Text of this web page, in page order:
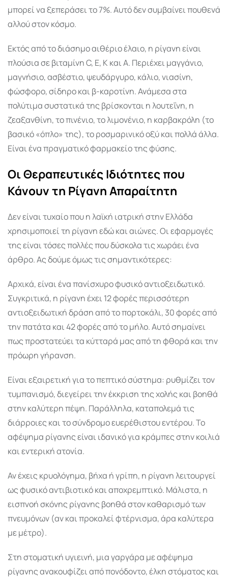
μπορεί να ξεπεράσει το 7%. Αυτό δεν συμβαίνει πουθενά
αλλού στον κόσμο.
Εκτός από το διάσημο αιθέριο έλαιο, η ρίγανη είναι
πλούσια σε βιταμίνη C, Ε, Κ και Α. Περιέχει μαγγάνιο,
μαγνήσιο, ασβέστιο, ψευδάργυρο, κάλιο, νιασίνη,
φώσφορο, σίδηρο και β-καροτίνη. Ανάμεσα στα
πολύτιμα συστατικά της βρίσκονται η λουτεΐνη, η
ζεαξανθίνη, το πινένιο, το λιμονένιο, η καρβακρόλη (το
βασικό «όπλο» της), το ροσμαρινικό οξύ και πολλά άλλα.
Είναι ένα πραγματικό φαρμακείο της φύσης.
Οι Θεραπευτικές Ιδιότητες που
Κάνουν τη Ρίγανη Απαραίτητη
Δεν είναι τυχαίο που η λαϊκή ιατρική στην Ελλάδα
χρησιμοποιεί τη ρίγανη εδώ και αιώνες. Οι εφαρμογές
της είναι τόσες πολλές που δύσκολα τις χωράει ένα
άρθρο. Ας δούμε όμως τις σημαντικότερες:
Αρχικά, είναι ένα πανίσχυρο φυσικό αντιοξειδωτικό.
Συγκριτικά, η ρίγανη έχει 12 φορές περισσότερη
αντιοξειδωτική δράση από το πορτοκάλι, 30 φορές από
την πατάτα και 42 φορές από το μήλο. Αυτό σημαίνει
πως προστατεύει τα κύτταρά μας από τη φθορά και την
πρόωρη γήρανση.
Είναι εξαιρετική για το πεπτικό σύστημα: ρυθμίζει τον
τυμπανισμό, διεγείρει την έκκριση της χολής και βοηθά
στην καλύτερη πέψη. Παράλληλα, καταπολεμά τις
διάρροιες και το σύνδρομο ευερέθιστου εντέρου. Το
αφέψημα ρίγανης είναι ιδανικό για κράμπες στην κοιλιά
και εντερική ατονία.
Αν έχεις κρυολόγημα, βήχα ή γρίπη, η ρίγανη λειτουργεί
ως φυσικό αντιβιοτικό και αποχρεμπτικό. Μάλιστα, η
εισπνοή σκόνης ρίγανης βοηθά στον καθαρισμό των
πνευμόνων (αν και προκαλεί φτέρνισμα, άρα καλύτερα
με μέτρο).
Στη στοματική υγιεινή, μια γαργάρα με αφέψημα
ρίγανης ανακουφίζει από πονόδοντο, έλκη στόματος και